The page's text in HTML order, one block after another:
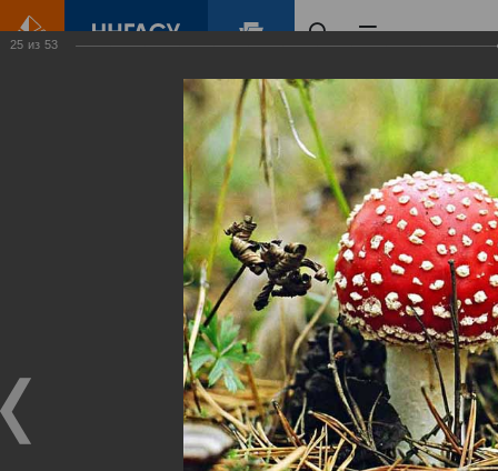
Зеленый Город
Виртуальные
выставки
(фотоальбомы)
25 из 53